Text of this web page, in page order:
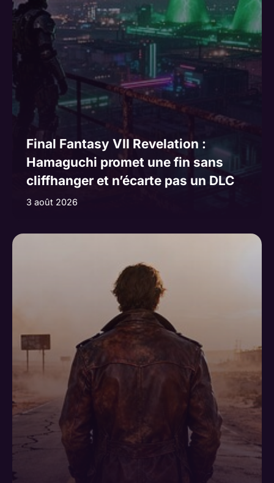
e
Final Fantasy VII Revelation :
Hamaguchi promet une fin sans
cliffhanger et n’écarte pas un DLC
3 août 2026